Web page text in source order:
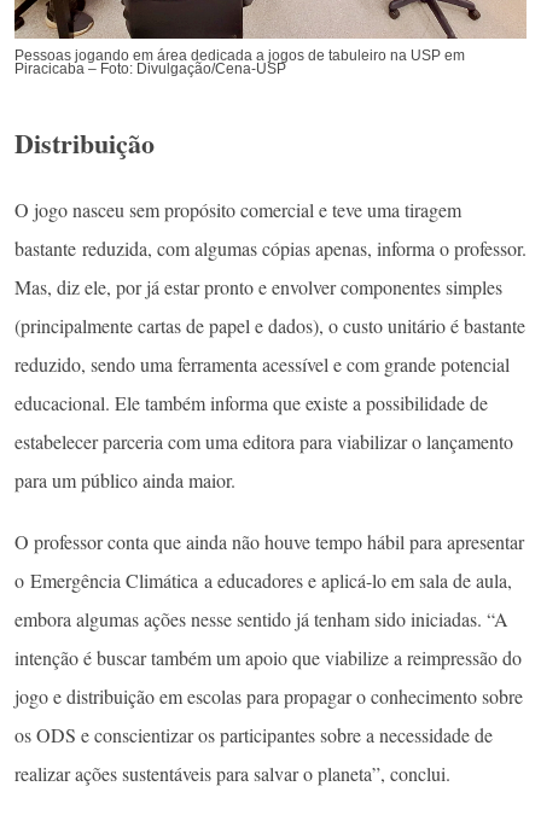
Pessoas jogando em área dedicada a jogos de tabuleiro na USP em
Piracicaba – Foto: Divulgação/Cena-USP
Distribuição
O jogo nasceu sem propósito comercial e teve uma tiragem
bastante reduzida, com algumas cópias apenas, informa o professor.
Mas, diz ele, por já estar pronto e envolver componentes simples
(principalmente cartas de papel e dados), o custo unitário é bastante
reduzido, sendo uma ferramenta acessível e com grande potencial
educacional. Ele também informa que existe a possibilidade de
estabelecer parceria com uma editora para viabilizar o lançamento
para um público ainda maior.
O professor conta que ainda não houve tempo hábil para apresentar
o Emergência Climática a educadores e aplicá-lo em sala de aula,
embora algumas ações nesse sentido já tenham sido iniciadas. “A
intenção é buscar também um apoio que viabilize a reimpressão do
jogo e distribuição em escolas para propagar o conhecimento sobre
os ODS e conscientizar os participantes sobre a necessidade de
realizar ações sustentáveis para salvar o planeta”, conclui.